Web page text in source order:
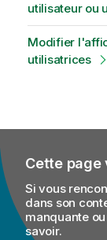
utilisateur ou
Modifier
utilisatrices
Cette page
Si vous
dans son
manquante
savoir.